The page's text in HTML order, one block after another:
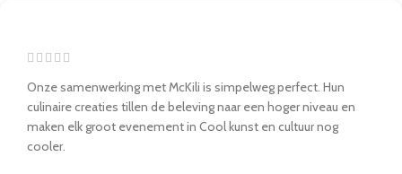
Onze samenwerking met McKili is simpelweg perfect. Hun
culinaire creaties tillen de beleving naar een hoger niveau en
maken elk groot evenement in Cool kunst en cultuur nog
cooler.